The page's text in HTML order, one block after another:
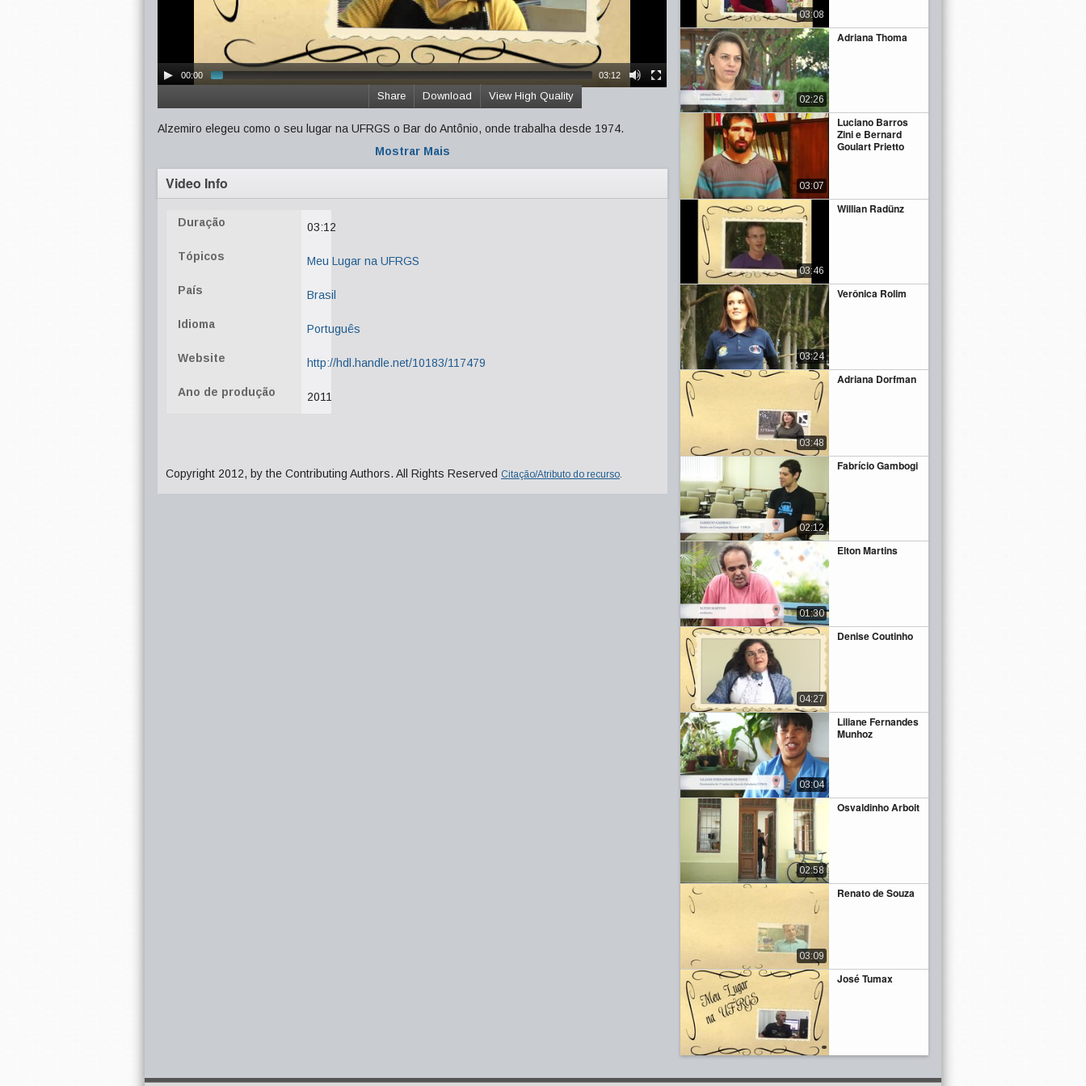
00:00 03:12
View High Quality
Download
Share
Alzemiro elegeu como o seu lugar na UFRGS o Bar do Antônio, onde trabalha desde 1974.
Mostrar Mais
Video Info
Duração 03:12
Tópicos Meu Lugar na UFRGS
País Brasil
Idioma Português
Website http://hdl.handle.net/10183/117479
Ano de produção 2011
Copyright 2012, by the Contributing Authors. All Rights Reserved Citação/Atributo do recurso.
03:08
Adriana Thoma
02:26
Luciano Barros
Zini e Bernard
Goulart Prietto
03:07
Willian Radünz
03:46
Verônica Rolim
03:24
Adriana Dorfman
03:48
Fabrício Gambogi
02:12
Elton Martins
01:30
Denise Coutinho
04:27
Liliane Fernandes
Munhoz
03:04
Osvaldinho Arboit
02:58
Renato de Souza
03:09
José Tumax